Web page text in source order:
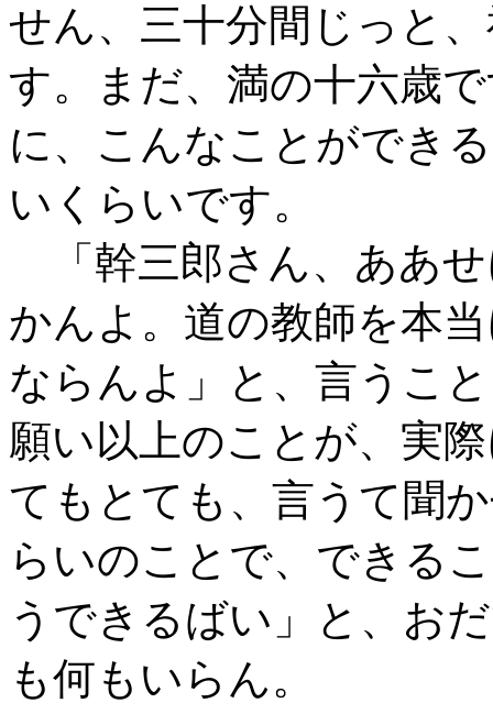
せん、三十分間じっと
す。まだ、満の十六歳
に、こんなことができ
いくらいです。
「幹三郎さん、ああ
かんよ。道の教師を本
ならんよ」と、言うこ
願い以上のことが、実
てもとても、言うて聞
らいのことで、できる
うできるばい」と、お
も何もいらん。